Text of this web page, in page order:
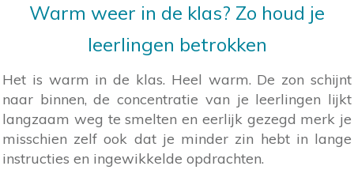
Warm weer in de klas? Zo houd je
leerlingen betrokken
Het is warm in de klas. Heel warm. De zon schijnt
naar binnen, de concentratie van je leerlingen lijkt
langzaam weg te smelten en eerlijk gezegd merk je
misschien zelf ook dat je minder zin hebt in lange
instructies en ingewikkelde opdrachten.